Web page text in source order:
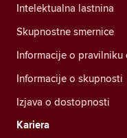
Intelektualna lastnina
Skupnostne smernice
Informacije o
Informacije o skupnosti
Izjava o dostopnosti
Kariera